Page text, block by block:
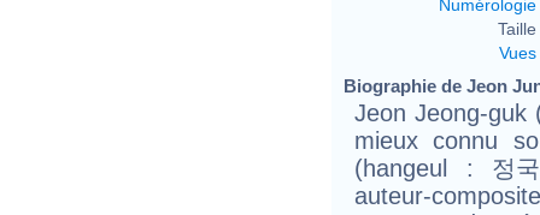
Numérologie
Taille
Vues
Biographie de Jeon
Jeon Jeong-
mieux connu
(hangeul : 정
auteur-